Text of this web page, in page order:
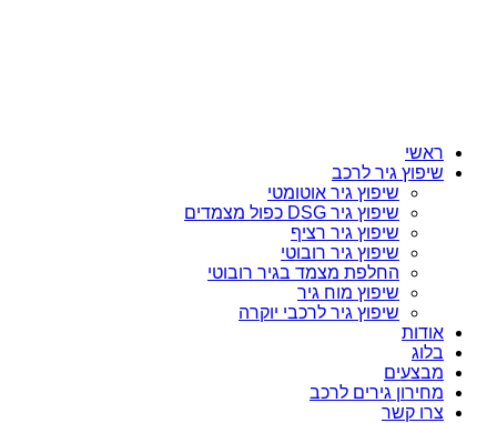
ראשי
שיפוץ גיר לרכב
שיפוץ גיר אוטומטי
שיפוץ גיר DSG כפול מצמדים
שיפוץ גיר רציף
שיפוץ גיר רובוטי
החלפת מצמד בגיר רובוטי
שיפוץ מוח גיר
שיפוץ גיר לרכבי יוקרה
אודות
בלוג
מבצעים
מחירון גירים לרכב
צרו קשר